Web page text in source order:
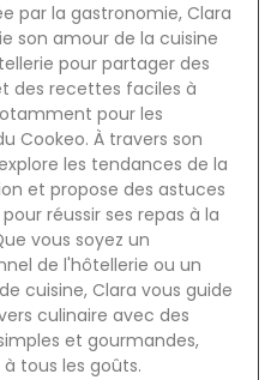
par la gastronomie, Clara
son amour de la cuisine
pour partager des
des recettes faciles à
pour les
Cookeo. À travers son
les tendances de la
et propose des astuces
réussir ses repas à la
vous soyez un
de l'hôtellerie ou un
cuisine, Clara vous guide
culinaire avec des
et gourmandes,
tous les goûts.